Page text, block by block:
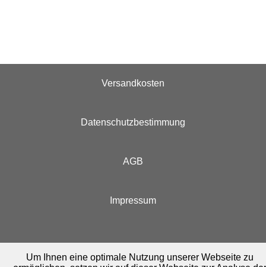
Versandkosten
Datenschutzbestimmung
AGB
Impressum
Um Ihnen eine optimale Nutzung unserer Webseite zu